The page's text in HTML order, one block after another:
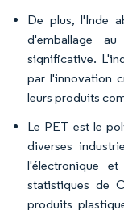
De plus, l'Inde
d'emballage
significative.
par l'innovation
leurs produits
Le PET est le
diverses
l'électronique
statistiques de
produits